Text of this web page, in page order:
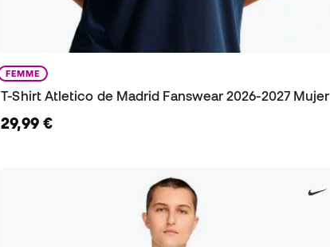
FEMME
T-Shirt Atletico de Madrid Fanswear 2026-2027 Mujer
29,99 €